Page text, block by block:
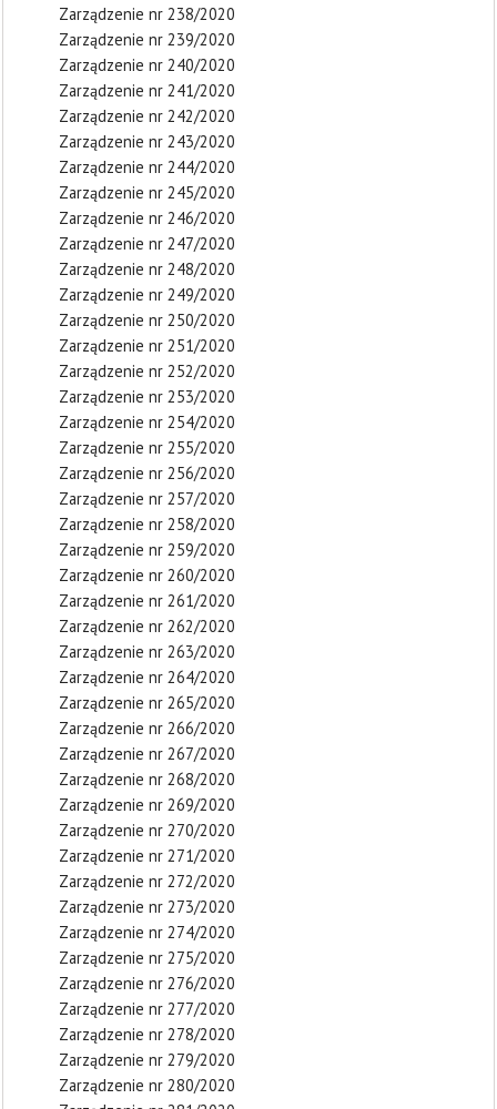
Zarządzenie nr 238/2020
Zarządzenie nr 239/2020
Zarządzenie nr 240/2020
Zarządzenie nr 241/2020
Zarządzenie nr 242/2020
Zarządzenie nr 243/2020
Zarządzenie nr 244/2020
Zarządzenie nr 245/2020
Zarządzenie nr 246/2020
Zarządzenie nr 247/2020
Zarządzenie nr 248/2020
Zarządzenie nr 249/2020
Zarządzenie nr 250/2020
Zarządzenie nr 251/2020
Zarządzenie nr 252/2020
Zarządzenie nr 253/2020
Zarządzenie nr 254/2020
Zarządzenie nr 255/2020
Zarządzenie nr 256/2020
Zarządzenie nr 257/2020
Zarządzenie nr 258/2020
Zarządzenie nr 259/2020
Zarządzenie nr 260/2020
Zarządzenie nr 261/2020
Zarządzenie nr 262/2020
Zarządzenie nr 263/2020
Zarządzenie nr 264/2020
Zarządzenie nr 265/2020
Zarządzenie nr 266/2020
Zarządzenie nr 267/2020
Zarządzenie nr 268/2020
Zarządzenie nr 269/2020
Zarządzenie nr 270/2020
Zarządzenie nr 271/2020
Zarządzenie nr 272/2020
Zarządzenie nr 273/2020
Zarządzenie nr 274/2020
Zarządzenie nr 275/2020
Zarządzenie nr 276/2020
Zarządzenie nr 277/2020
Zarządzenie nr 278/2020
Zarządzenie nr 279/2020
Zarządzenie nr 280/2020